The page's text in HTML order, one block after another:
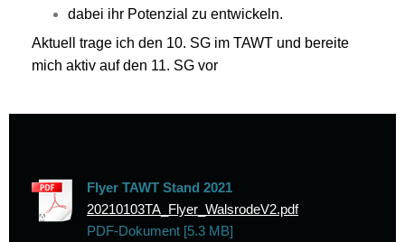
dabei ihr Potenzial zu entwickeln.
Aktuell trage ich den 10. SG im TAWT und bereite
mich aktiv auf den 11. SG vor
Flyer TAWT Stand 2021
20210103TA_Flyer_WalsrodeV2.pdf
PDF-Dokument [5.3 MB]